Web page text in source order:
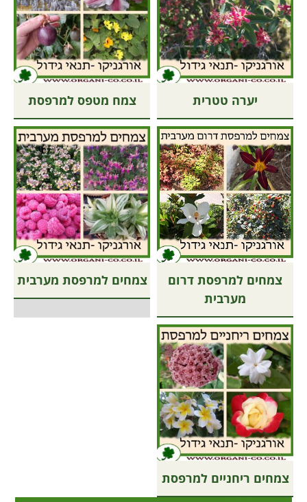
יערה טטרית צמח מטפס למרפסת
צמחים למרפסת דרום
מערבית
צמחים למרפסת מערבית
צמחים ריחניים למרפסת